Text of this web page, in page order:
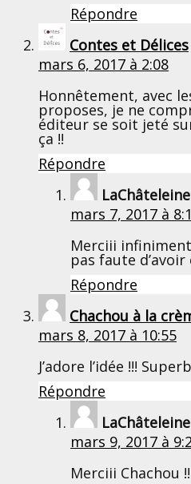
Répondre
Contes et Délices
mars 6, 2017 à 2:08
Honnêtement, avec
proposes, je ne
éditeur se soit jeté
ça !!
Répondre
LaChâteleine
mars 7, 2017 à
Merciii
pas faute d’avoir
Répondre
Chachou à la
mars 8, 2017 à 10:55
J’adore l’idée !!!
Répondre
LaChâteleine
mars 9, 2017 à
Merciii Chachou